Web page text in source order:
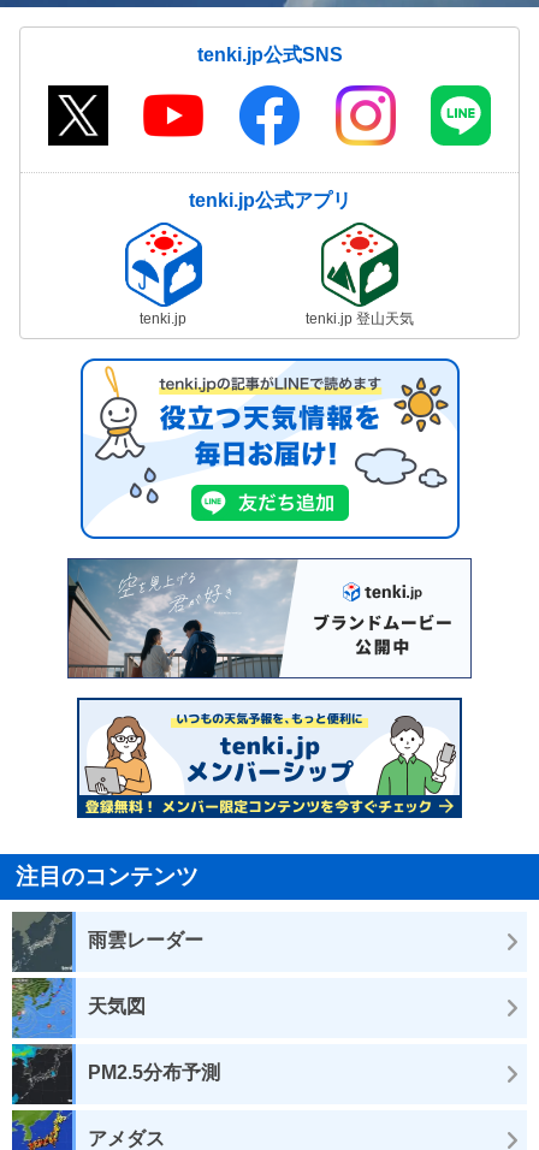
tenki.jp公式SNS
tenki.jp公式アプリ
tenki.jp tenki.jp 登山天気
注目のコンテンツ
雨雲レーダー
天気図
PM2.5分布予測
アメダス